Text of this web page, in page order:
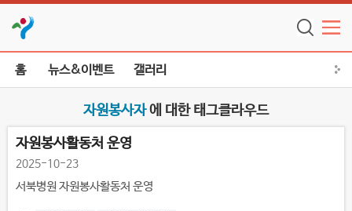
홈 뉴스&이벤트 갤러리
자원봉사자에 대한 태그클라우드
자원봉사활동처 운영
2025-10-23
서북병원 자원봉사활동처 운영